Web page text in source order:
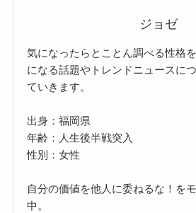
ジョゼ
気になったらとことん調べる性格
になる話題やトレンドニュースに
ていきます。
出身：福岡県
年齢：人生後半戦突入
性別：女性
自分の価値を他人に委ねるな！を
中。